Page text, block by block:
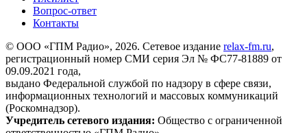
Вопрос-ответ
Контакты
© ООО «ГПМ Радио», 2026. Сетевое издание relax-fm.ru,
регистрационный номер СМИ серия Эл № ФС77-81889 от
09.09.2021 года,
выдано Федеральной службой по надзору в сфере связи,
информационных технологий и массовых коммуникаций
(Роскомнадзор).
Учредитель сетевого издания: Общество с ограниченной